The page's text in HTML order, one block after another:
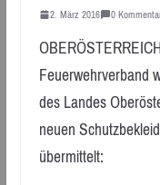
2. März 2016 0
Feuerwehrverband
des Landes
neuen
übermittelt: